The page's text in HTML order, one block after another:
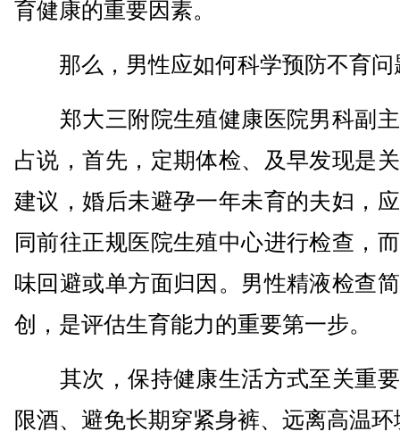
育健康的重要因素。
那么，男性应如何科学预防不育问
郑大三附院生殖健康医院男科副
占说，首先，定期体检、及早发现是
建议，婚后未避孕一年未育的夫妇，
同前往正规医院生殖中心进行检查，
味回避或单方面归因。男性精液检查
创，是评估生育能力的重要第一步。
其次，保持健康生活方式至关重
限酒、避免长期穿紧身裤、远离高温环